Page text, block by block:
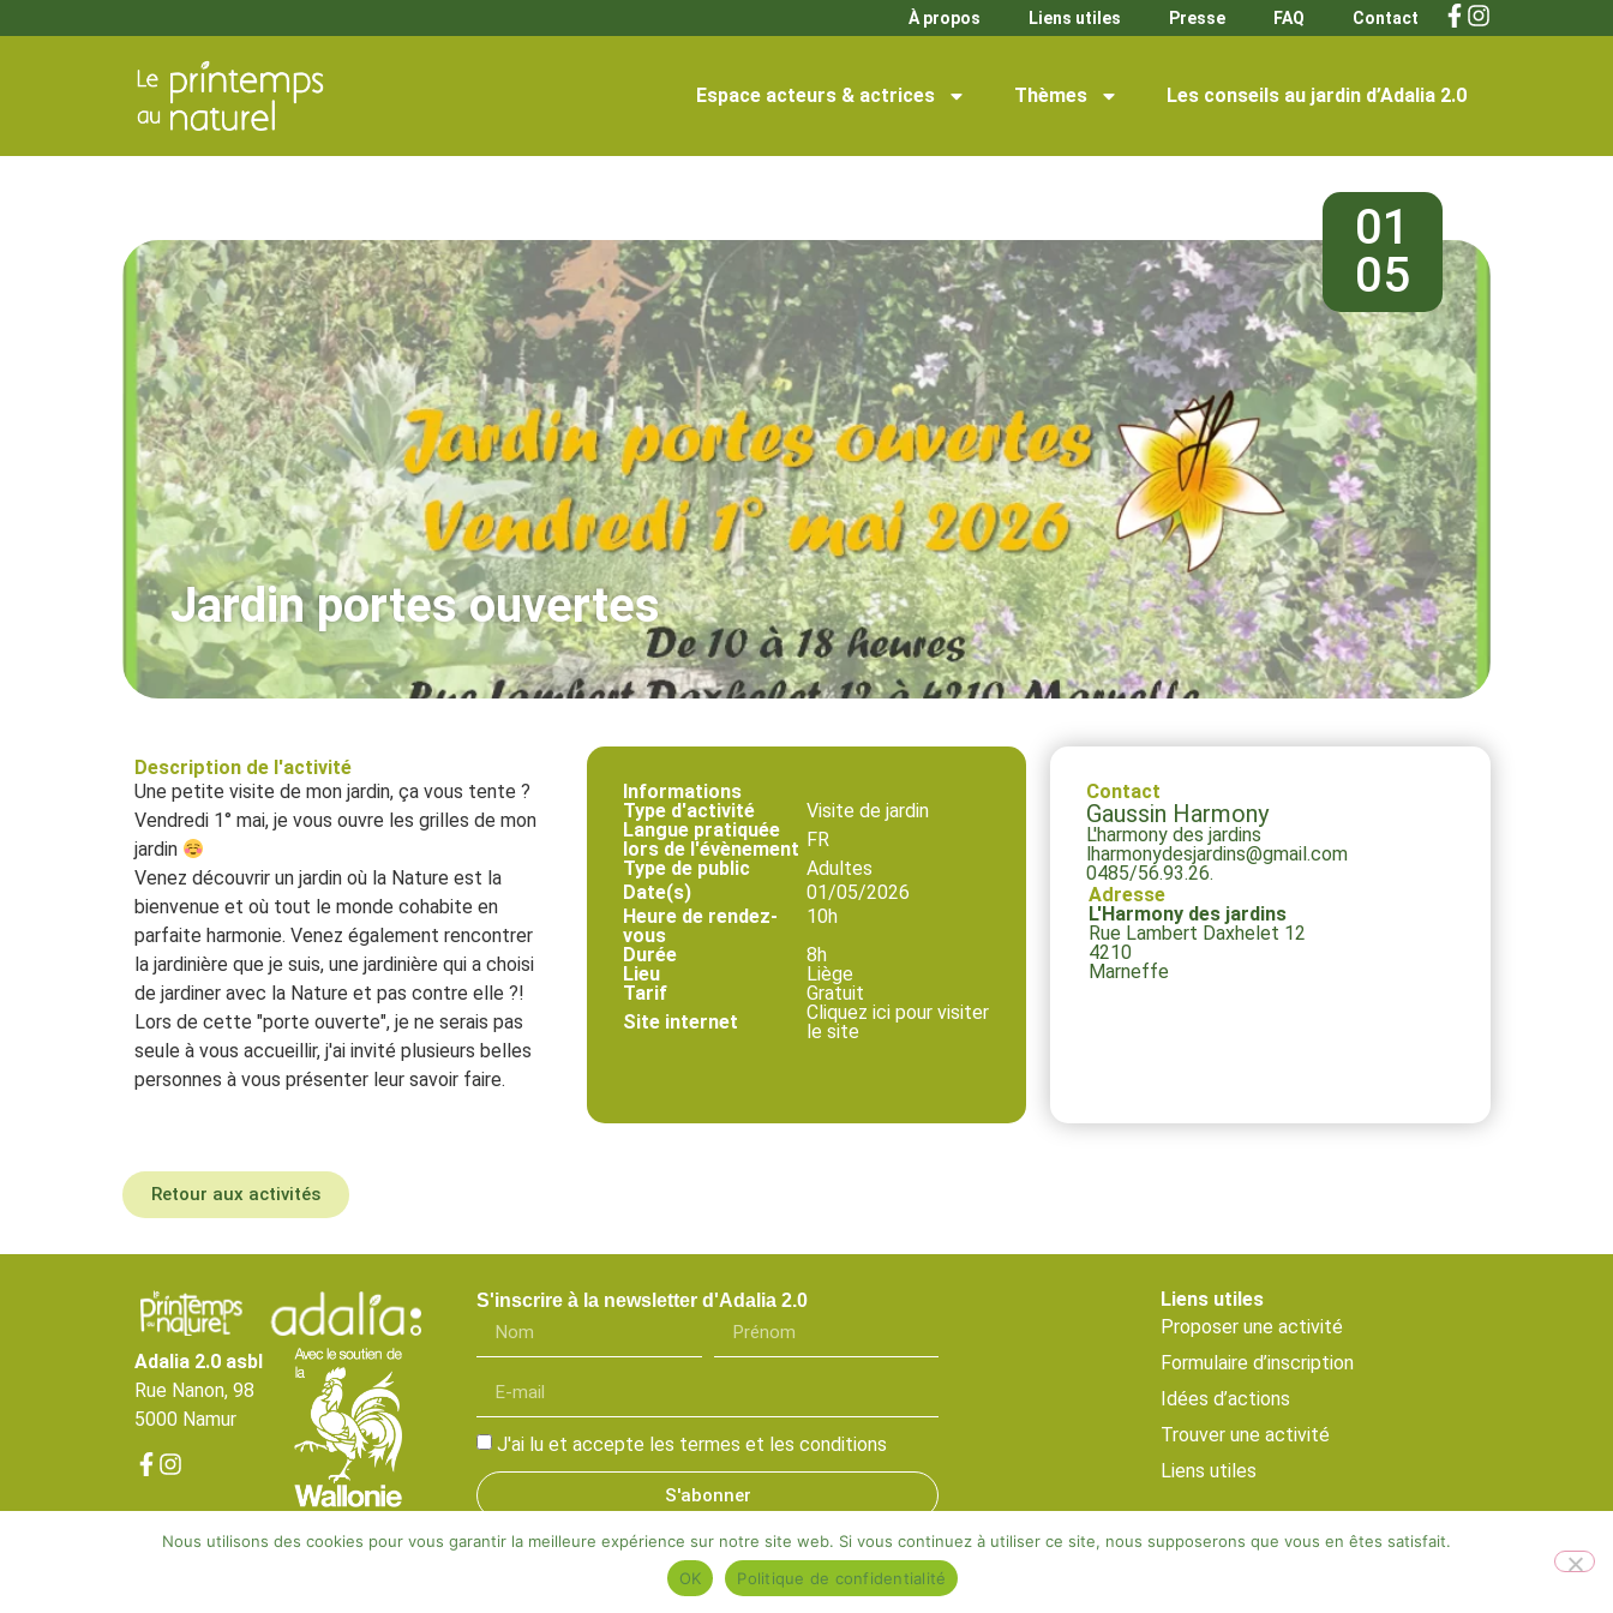
À propos Liens utiles Presse FAQ Contact
Espace acteurs & actrices Thèmes Les conseils au jardin d’Adalia 2.0
01
05
Jardin portes ouvertes
Description de l'activité
Une petite visite de mon jardin, ça vous tente ?
Vendredi 1° mai, je vous ouvre les grilles de mon
jardin
Venez découvrir un jardin où la Nature est la
bienvenue et où tout le monde cohabite en
parfaite harmonie. Venez également rencontrer
la jardinière que je suis, une jardinière qui a choisi
de jardiner avec la Nature et pas contre elle ?!
Lors de cette "porte ouverte", je ne serais pas
seule à vous accueillir, j'ai invité plusieurs belles
personnes à vous présenter leur savoir faire.
Informations
Type d'activité
Visite de jardin
Langue pratiquée
lors de l'évènement FR
Type de public
Adultes
Date(s)
01/05/2026
Heure de rendez-
vous
10h
Durée
8h
Lieu
Liège
Tarif
Gratuit
Site internet
Cliquez ici pour visiter
le site
Contact
Gaussin Harmony
L'harmony des jardins
lharmonydesjardins@gmail.com
0485/56.93.26.
Adresse
L'Harmony des jardins
Rue Lambert Daxhelet 12
4210
Marneffe
Retour aux activités
Adalia 2.0 asbl
Rue Nanon, 98
5000 Namur
S'inscrire à la newsletter d'Adalia 2.0
J'ai lu et accepte les termes et les conditions
S'abonner
Liens utiles
Proposer une activité
Formulaire d’inscription
Idées d’actions
Trouver une activité
Liens utiles
Nous utilisons des cookies pour vous garantir la meilleure expérience sur notre site web. Si vous continuez à utiliser ce site, nous supposerons que vous en êtes satisfait.
OK
Politique de confidentialité